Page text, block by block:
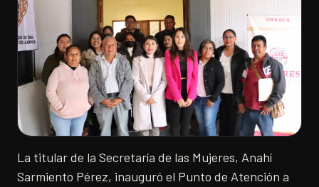
La titular de la Secretaría de las Mujeres, Anahí
Sarmiento Pérez, inauguró el Punto de Atención a